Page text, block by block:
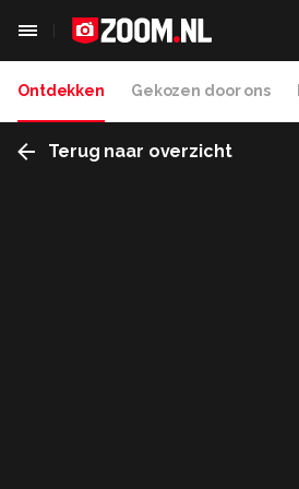
Ontdekken Gekozen door ons
Terug naar overzicht